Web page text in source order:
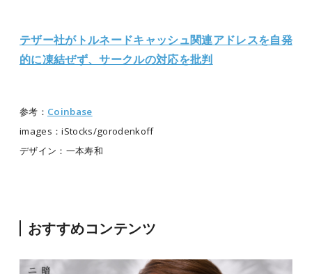
テザー社がトルネードキャッシュ関連アドレスを自発
的に凍結ぜず、サークルの対応を批判
参考： Coinbase
images：iStocks/gorodenkoff
デザイン：一本寿和
おすすめコンテンツ